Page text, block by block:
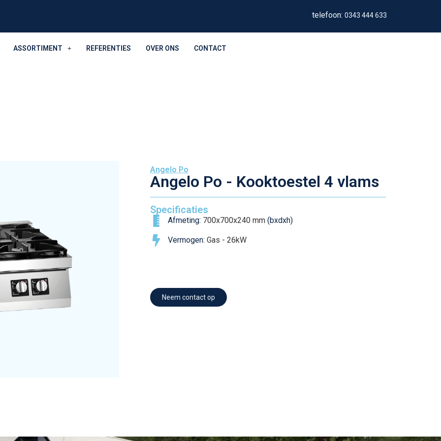
telefoon: 0343 444 633
ASSORTIMENT REFERENTIES OVER ONS CONTACT
Angelo Po
Angelo Po - Kooktoestel 4 vlams
Specificaties
Afmeting: 700x700x240 mm (bxdxh)
Vermogen: Gas - 26kW
Neem contact op